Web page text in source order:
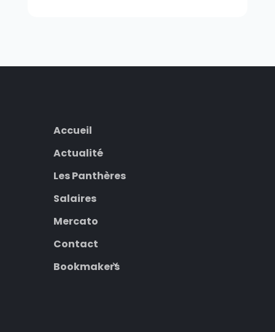
Accueil
Actualité
Les Panthères
Salaires
Mercato
Contact
Bookmakers